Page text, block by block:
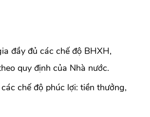
đầy đủ các chế độ BHXH,
quy định của Nhà nước.
chế độ phúc lợi: tiền thưởng,